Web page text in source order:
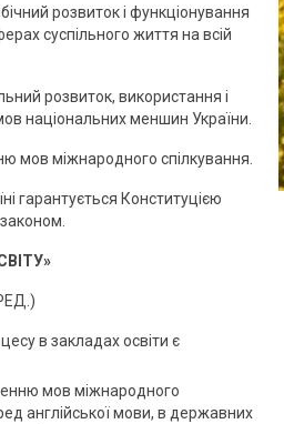
розвиток і функціонування
суспільного життя на всій
розвиток, використання і
національних меншин України.
мов міжнародного спілкування.
гарантується Конституцією
в закладах освіти є
мов міжнародного
англійської мови, в державних